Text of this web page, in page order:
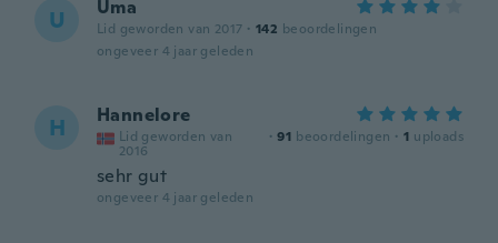
U Uma
Lid geworden van 2017 · 142 beoordelingen
ongeveer 4 jaar geleden
H Hannelore
Lid geworden van
2016
· 91 beoordelingen · 1 uploads
sehr gut
ongeveer 4 jaar geleden